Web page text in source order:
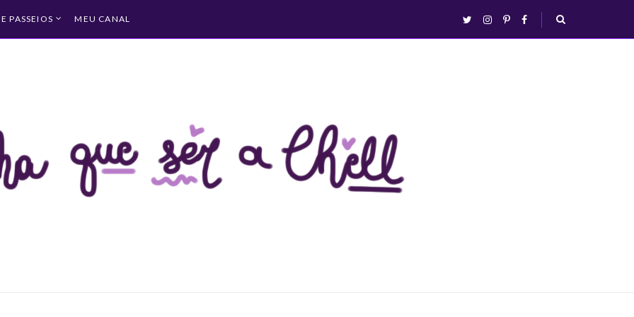
PASSEIOS MEU CANAL twitterinstagram
pinterestfacebook
busca